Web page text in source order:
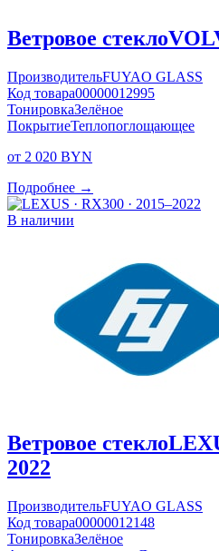
Ветровое стекло
ПроизводительFUYAO GLASS
Код товара00000012995
ТонировкаЗелёное
ПокрытиеТеплопоглощающее
от 2 020 BYN
Подробнее →
В наличии
Ветровое стекло
2022
ПроизводительFUYAO GLASS
Код товара00000012148
ТонировкаЗелёное